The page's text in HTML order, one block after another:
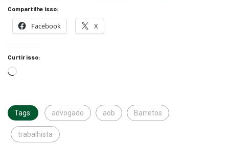
Compartilhe isso:
Facebook X
Curtir isso:
Tags: advogado aob Barretos
trabalhista